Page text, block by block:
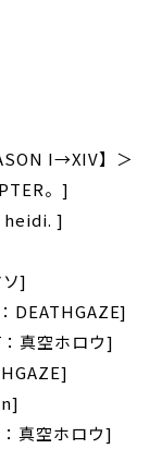
I→XIV】＞
。]
heidi. ]
]
真空ホロウ]
真空ホロウ]